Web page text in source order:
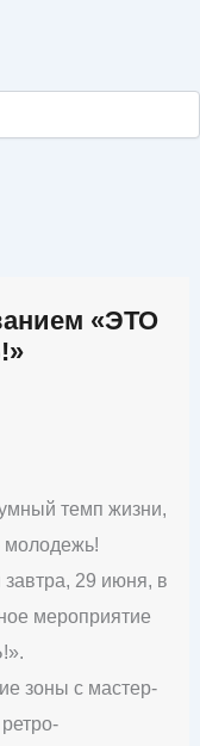
«ЭТО
темп жизни,
молодежь!
29 июня, в
мероприятие
зоны с мастер-